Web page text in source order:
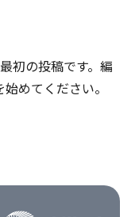
初の投稿です。編
めてください。